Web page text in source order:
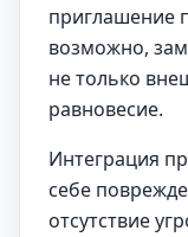
приглашение
возможно,
не только
равновесие.
Интеграция
себе
отсутствие